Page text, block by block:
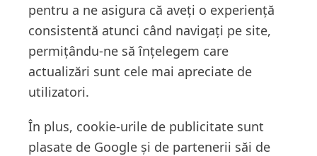
pentru a ne asigura că aveți o experiență
consistentă atunci când navigați pe site,
permițându-ne să înțelegem care
actualizări sunt cele mai apreciate de
utilizatori.
În plus, cookie-urile de publicitate sunt
plasate de Google și de partenerii săi de